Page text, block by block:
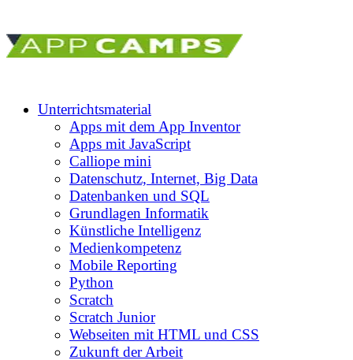
Unterrichtsmaterial
Apps mit dem App Inventor
Apps mit JavaScript
Calliope mini
Datenschutz, Internet, Big Data
Datenbanken und SQL
Grundlagen Informatik
Künstliche Intelligenz
Medienkompetenz
Mobile Reporting
Python
Scratch
Scratch Junior
Webseiten mit HTML und CSS
Zukunft der Arbeit